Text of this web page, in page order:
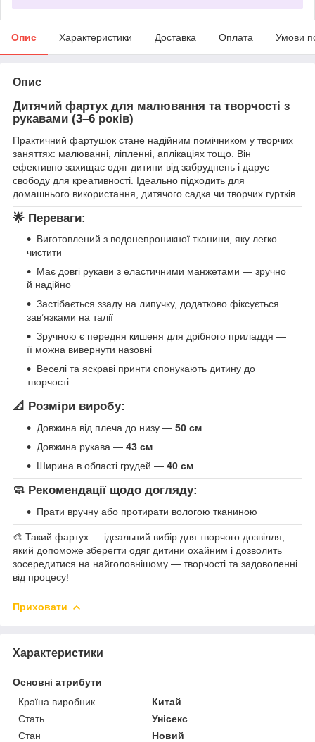
Опис Характеристики Доставка Оплата Умови
Опис
Дитячий фартух для малювання та творчості з
рукавами (3–6 років)
Практичний фартушок стане надійним помічником у творчих
заняттях: малюванні, ліпленні, аплікаціях тощо. Він
ефективно захищає одяг дитини від забруднень і дарує
свободу для креативності. Ідеально підходить для
домашнього використання, дитячого садка чи творчих гуртків.
🌟 Переваги:
Виготовлений з водонепроникної тканини, яку легко
чистити
Має довгі рукави з еластичними манжетами — зручно
й надійно
Застібається ззаду на липучку, додатково фіксується
зав’язками на талії
Зручною є передня кишеня для дрібного приладдя —
її можна вивернути назовні
Веселі та яскраві принти спонукають дитину до
творчості
📐 Розміри виробу:
Довжина від плеча до низу — 50 см
Довжина рукава — 43 см
Ширина в області грудей — 40 см
🧼 Рекомендації щодо догляду:
Прати вручну або протирати вологою тканиною
🎨 Такий фартух — ідеальний вибір для творчого дозвілля,
який допоможе зберегти одяг дитини охайним і дозволить
зосередитися на найголовнішому — творчості та задоволенні
від процесу!
Приховати
Характеристики
Основні атрибути
Країна виробник
Китай
Стать
Унісекс
Стан
Новий